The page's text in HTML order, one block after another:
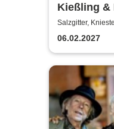
Kießling &
Salzgitter,
06.02.2027